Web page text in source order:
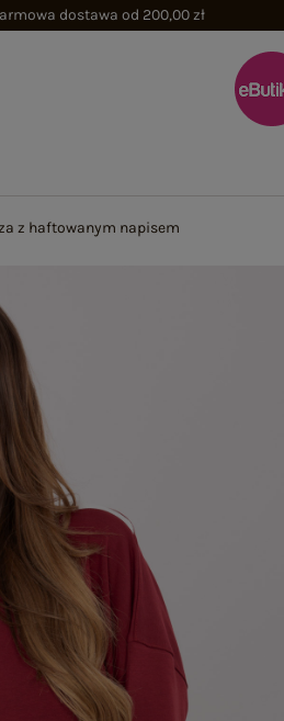
dostawa od 200,00 zł
z haftowanym napisem